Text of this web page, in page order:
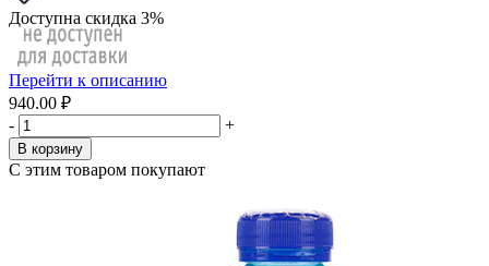
Доступна скидка 3%
Перейти к описанию
940.00 ₽
-
+
В корзину
С этим товаром покупают